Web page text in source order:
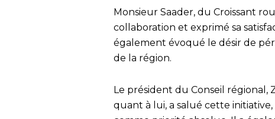
Monsieur Saader, du Croissant
collaboration et exprimé sa
également évoqué le désir de
de la région.
Le président du Conseil
quant à lui, a salué cette